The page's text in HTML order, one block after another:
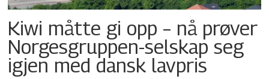
Kiwi måtte gi opp – nå prøver
Norgesgruppen-selskap seg
igjen med dansk lavpris